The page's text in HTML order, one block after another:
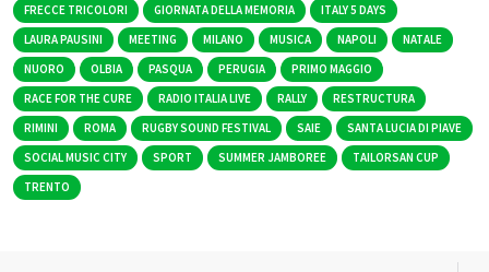
FRECCE TRICOLORI
GIORNATA DELLA MEMORIA
ITALY 5 DAYS
LAURA PAUSINI
MEETING MILANO MUSICA NAPOLI
NATALE
NUORO
OLBIA PASQUA PERUGIA
PRIMO MAGGIO
RACE FOR THE CURE
RADIO ITALIA LIVE RALLY
RESTRUCTURA
RIMINI
ROMA RUGBY SOUND FESTIVAL SAIE
SANTA LUCIA DI PIAVE
SOCIAL MUSIC CITY
SPORT SUMMER JAMBOREE
TAILORSAN CUP
TRENTO